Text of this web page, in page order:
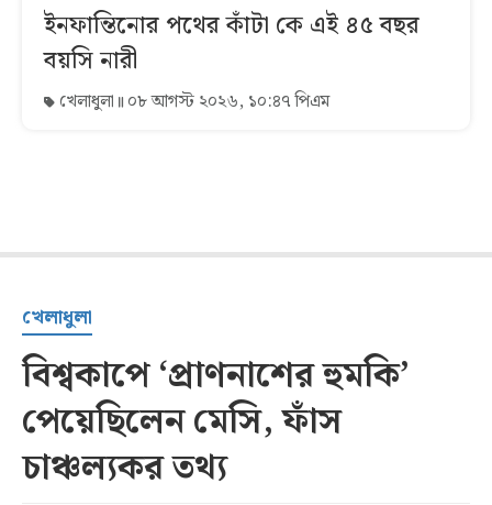
ইনফান্তিনোর পথের কাঁটা কে এই ৪৫ বছর
বয়সি নারী
খেলাধুলা ০৮ আগস্ট ২০২৬, ১০:৪৭ পিএম
খেলাধুলা
বিশ্বকাপে ‘প্রাণনাশের হুমকি’
পেয়েছিলেন মেসি, ফাঁস
চাঞ্চল্যকর তথ্য